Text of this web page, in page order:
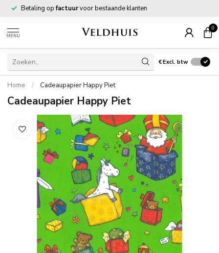
Betaling opfactuurvoor bestaande klanten
MENU
0
€Excl. btw
Home / Cadeaupapier Happy Piet
Cadeaupapier Happy Piet